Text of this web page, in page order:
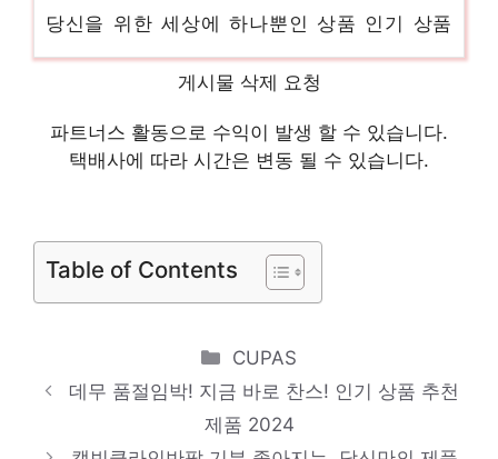
딘트
품절 위기! 빠르게 잡아라! 인기 상품 추천 제
품 2024
추천 제품 2024
니트/스웨터
기분 좋아지는, 당신만의 제품 인기 상품 추
천 제품 2024
새틴스커트
게시물 삭제 요청
파트너스 활동으로 수익이 발생 할 수 있습니다.
택배사에 따라 시간은 변동 될 수 있습니다.
Table of Contents
Categories
CUPAS
데무 품절임박! 지금 바로 찬스! 인기 상품 추천
제품 2024